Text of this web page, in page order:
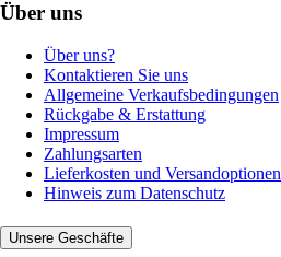
Über uns
Über uns?
Kontaktieren Sie uns
Allgemeine Verkaufsbedingungen
Rückgabe & Erstattung
Impressum
Zahlungsarten
Lieferkosten und Versandoptionen
Hinweis zum Datenschutz
Unsere Geschäfte